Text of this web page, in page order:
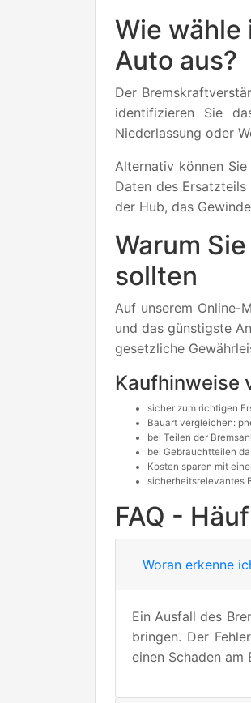
Wie
Auto aus?
Der
identifizieren Sie
Niederlassung oder
Alternativ können
Daten des
der Hub, das
Warum
sollten
Auf unserem Online-
und das günstigste
gesetzliche
Kaufhinweise
sicher zum richtigen
Bauart vergleichen:
bei Teilen der
bei Gebrauchtteilen
Kosten sparen mit
sicherheitsrelevantes
FAQ -
Woran erkenne
Ein Ausfall des
bringen. Der
einen Schaden am